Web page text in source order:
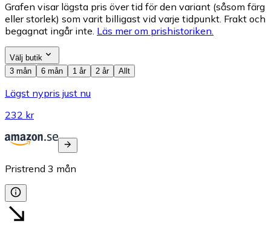
Grafen visar lägsta pris över tid för den variant (såsom färg
eller storlek) som varit billigast vid varje tidpunkt. Frakt och
begagnat ingår inte. Läs mer om prishistoriken.
Välj butik
3 mån
6 mån 1 år 2 år Allt
Lägst nypris just nu
232 kr
Pristrend 3 mån